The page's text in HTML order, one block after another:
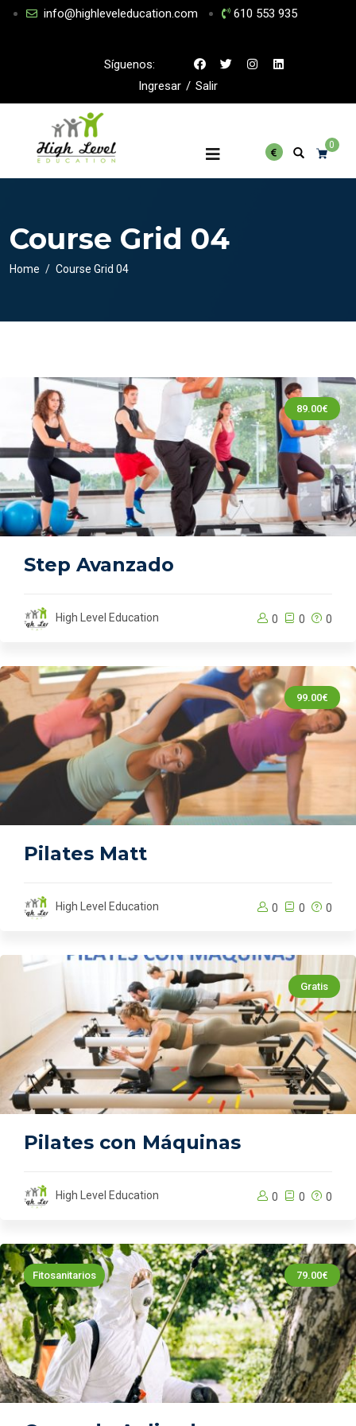
info@highleveleducation.com 610 553 935
Síguenos:
Ingresar / Salir
0
Course Grid 04
Home Course Grid 04
89.00€
Step Avanzado
High Level Education 0 0 0
99.00€
Pilates Matt
High Level Education 0 0 0
Gratis
Pilates con Máquinas
High Level Education 0 0 0
Fitosanitarios 79.00€